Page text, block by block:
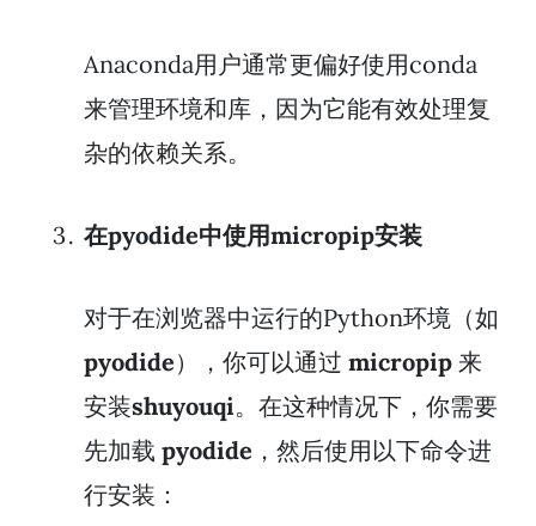
Anaconda用户通常更偏好使用conda
来管理环境和库，因为它能有效处理复
杂的依赖关系。
在pyodide中使用micropip安装
对于在浏览器中运行的Python环境（如
pyodide），你可以通过 micropip 来
安装shuyouqi。在这种情况下，你需要
先加载 pyodide ，然后使用以下命令进
行安装：